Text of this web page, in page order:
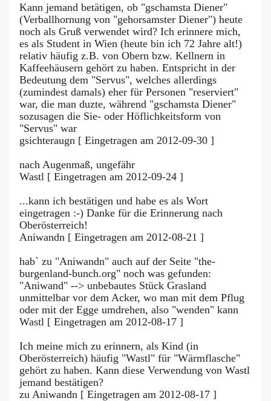
Kann jemand betätigen, ob "gschamsta Diener"
(Verballhornung von "gehorsamster Diener") heute
noch als Gruß verwendet wird? Ich erinnere mich,
es als Student in Wien (heute bin ich 72 Jahre alt!)
relativ häufig z.B. von Obern bzw. Kellnern in
Kaffeehäusern gehört zu haben. Entspricht in der
Bedeutung dem "Servus", welches allerdings
(zumindest damals) eher für Personen "reserviert"
war, die man duzte, während "gschamsta Diener"
sozusagen die Sie- oder Höflichkeitsform von
"Servus" war
gsichteraugn [ Eingetragen am 2012-09-30 ]
nach Augenmaß, ungefähr
Wastl [ Eingetragen am 2012-09-24 ]
...kann ich bestätigen und habe es als Wort
eingetragen :-) Danke für die Erinnerung nach
Oberösterreich!
Aniwandn [ Eingetragen am 2012-08-21 ]
hab` zu "Aniwandn" auch auf der Seite "the-
burgenland-bunch.org" noch was gefunden:
"Aniwand" --> unbebautes Stück Grasland
unmittelbar vor dem Acker, wo man mit dem Pflug
oder mit der Egge umdrehen, also "wenden" kann
Wastl [ Eingetragen am 2012-08-17 ]
Ich meine mich zu erinnern, als Kind (in
Oberösterreich) häufig "Wastl" für "Wärmflasche"
gehört zu haben. Kann diese Verwendung von Wastl
jemand bestätigen?
zu Aniwandn [ Eingetragen am 2012-08-17 ]